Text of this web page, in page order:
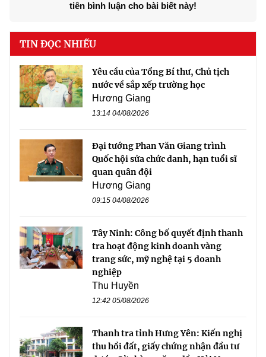
tiên bình luận cho bài biết này!
TIN ĐỌC NHIỀU
Yêu cầu của Tổng Bí thư, Chủ tịch
nước về sắp xếp trường học
Hương Giang
13:14 04/08/2026
Đại tướng Phan Văn Giang trình
Quốc hội sửa chức danh, hạn tuổi sĩ
quan quân đội
Hương Giang
09:15 04/08/2026
Tây Ninh: Công bố quyết định thanh
tra hoạt động kinh doanh vàng
trang sức, mỹ nghệ tại 5 doanh
nghiệp
Thu Huyền
12:42 05/08/2026
Thanh tra tỉnh Hưng Yên: Kiến nghị
thu hồi đất, giấy chứng nhận đầu tư